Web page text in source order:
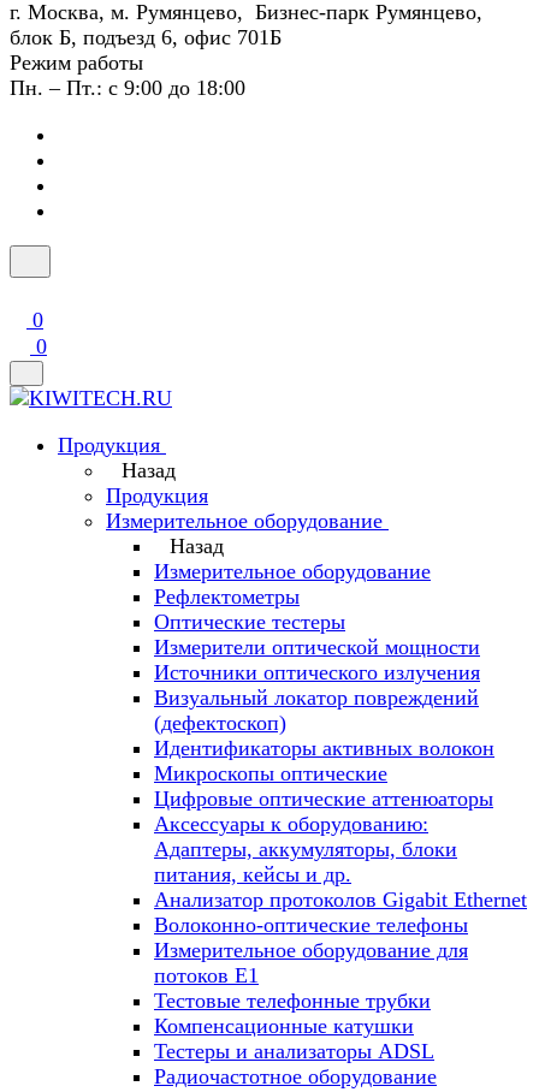
г. Москва, м. Румянцево, Бизнес-парк Румянцево,
блок Б, подъезд 6, офис 701Б
Режим работы
Пн. – Пт.: с 9:00 до 18:00
0
0
Продукция
Назад
Продукция
Измерительное оборудование
Назад
Измерительное оборудование
Рефлектометры
Оптические тестеры
Измерители оптической мощности
Источники оптического излучения
Визуальный локатор повреждений
(дефектоскоп)
Идентификаторы активных волокон
Микроскопы оптические
Цифровые оптические аттенюаторы
Аксессуары к оборудованию:
Адаптеры, аккумуляторы, блоки
питания, кейсы и др.
Анализатор протоколов Gigabit Ethernet
Волоконно-оптические телефоны
Измерительное оборудование для
потоков Е1
Тестовые телефонные трубки
Компенсационные катушки
Тестеры и анализаторы ADSL
Радиочастотное оборудование